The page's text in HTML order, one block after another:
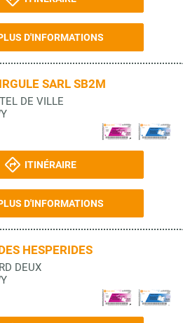
D'INFORMATIONS
SARL SB2M
DE VILLE
ITINÉRAIRE
D'INFORMATIONS
HESPERIDES
DEUX